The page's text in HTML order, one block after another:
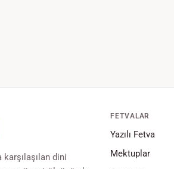
dini
FETVALAR
Yazılı Fetva
Mektuplar